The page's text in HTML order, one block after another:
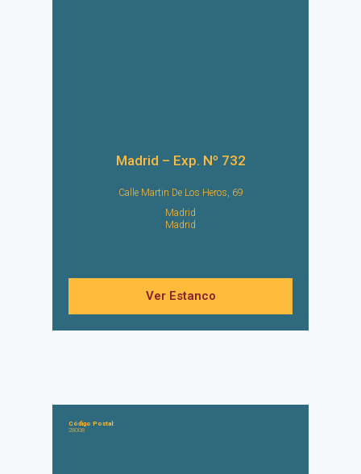
Madrid – Exp. Nº 732
Calle Martin De Los Heros, 69
Madrid
Madrid
Ver Estanco
Código Postal:
28008